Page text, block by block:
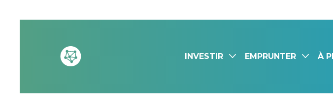
INVESTIR EMPRUNTER À